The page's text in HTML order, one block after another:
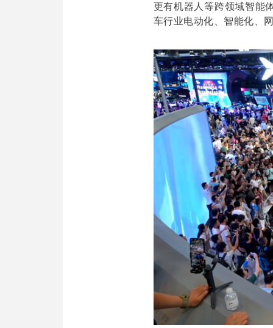
更有机器人等跨领域智能
车行业电动化、智能化、